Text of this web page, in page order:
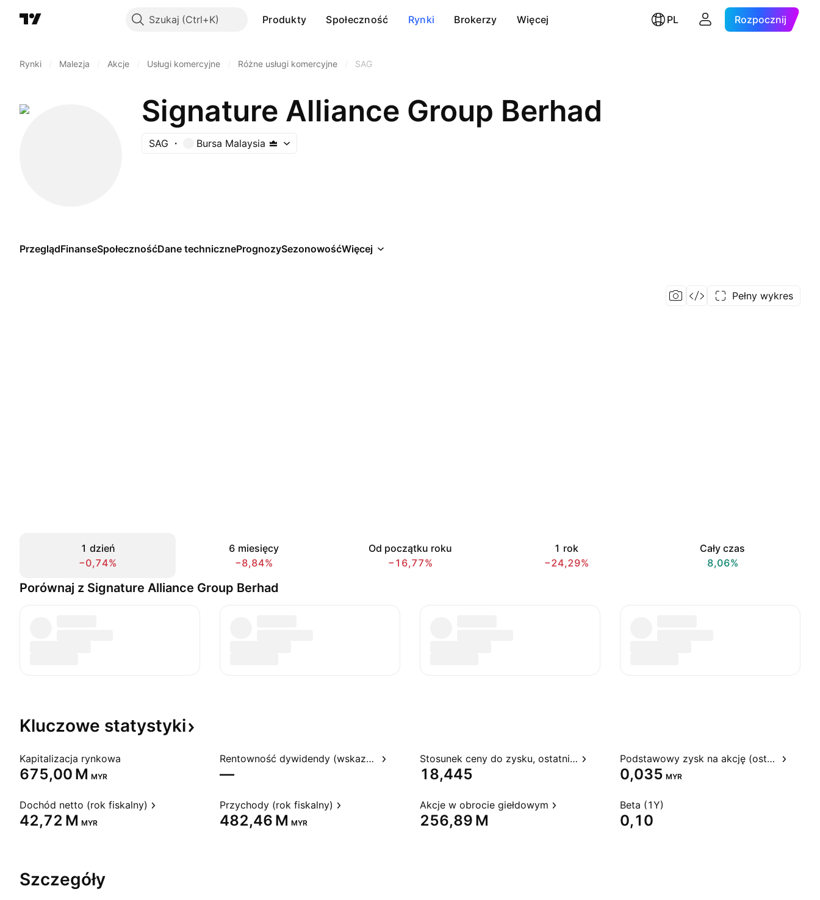
Szukaj Produkty Społeczność Rynki Brokerzy Więcej PL Rozpocznij
Rynki Malezja Akcje Usługi komercyjne Różne usługi komercyjne SAG
Signature Alliance Group Berhad
SAG Bursa Malaysia
PrzeglądFinanseSpołecznośćDane technicznePrognozySezonowośćWięcej
Pełny wykres
1 dzień
−0,74%
6 miesięcy
−8,84%
Od początku roku
−16,77%
1 rok
−24,29%
Cały czas
8,06%
Porównaj z Signature Alliance Group Berhad
Kluczowe statystyki
Kapitalizacja rynkowa
‪675,00 M‬ MYR
Rentowność dywidendy (wskazywana)
—
Stosunek ceny do zysku, ostatnie 12 miesięcy
18,445
Podstawowy zysk na akcję (ostatnie 12 miesięcy)
0,035 MYR
Dochód netto (rok fiskalny)
‪42,72 M‬ MYR
Przychody (rok fiskalny)
‪482,46 M‬ MYR
Akcje w obrocie giełdowym
‪256,89 M‬
Beta (1Y)
0,10
Szczegóły